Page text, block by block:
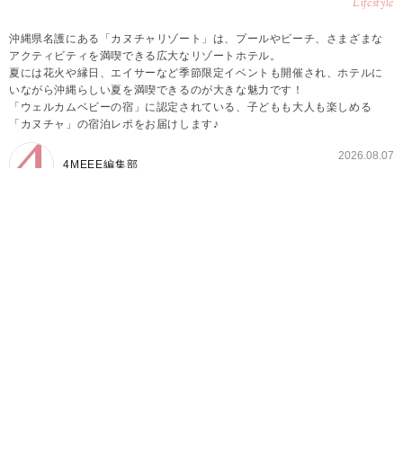
Lifestyle
沖縄県名護にある「カヌチャリゾート」は、プールやビーチ、さまざまな
アクティビティを満喫できる広大なリゾートホテル。
夏には花火や縁日、エイサーなど季節限定イベントも開催され、ホテルに
いながら沖縄らしい夏を満喫できるのが大きな魅力です！
「ウェルカムベビーの宿」に認定されている、子どもも大人も楽しめる
「カヌチャ」の宿泊レポをお届けします♪
4MEEE編集部
2026.08.07